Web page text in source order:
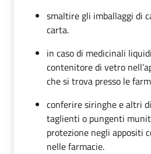
smaltire gli imballaggi di
carta.
in caso di medicinali
contenitore di vetro
che si trova presso le
conferire siringhe e altri
taglienti o pungenti
protezione negli appositi
nelle farmacie.